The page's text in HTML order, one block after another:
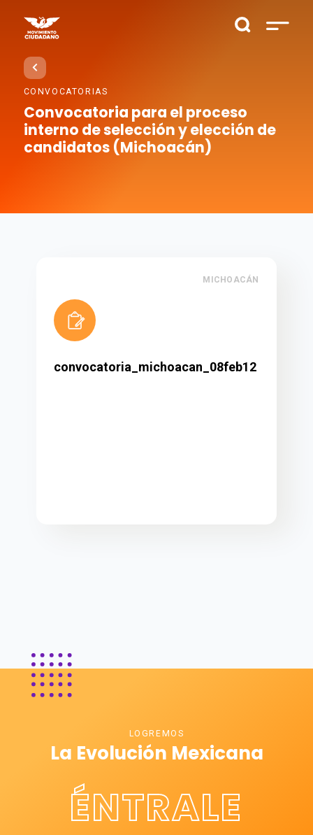
CONVOCATORIAS
Convocatoria para el proceso
interno de selección y elección de
candidatos (Michoacán)
MICHOACÁN
convocatoria_michoacan_08feb12
LOGREMOS
La Evolución Mexicana
ÉNTRALE